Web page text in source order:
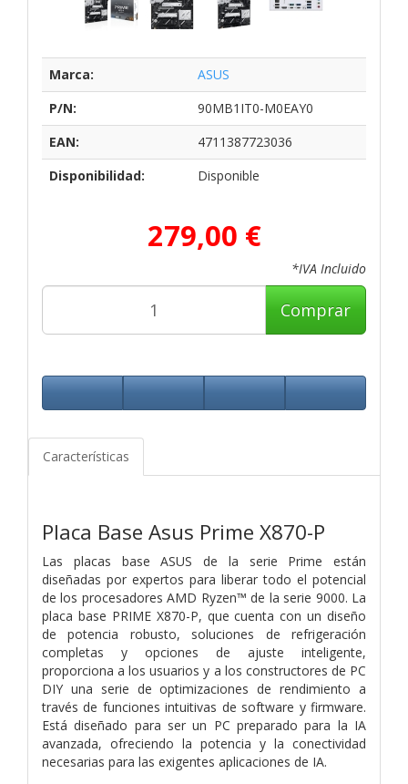
Marca:
ASUS
P/N:
90MB1IT0-M0EAY0
EAN:
4711387723036
Disponibilidad:
Disponible
279,00 €
*IVA Incluido
Comprar
Características
Placa Base Asus Prime X870-P
Las placas base ASUS de la serie Prime están
diseñadas por expertos para liberar todo el potencial
de los procesadores AMD Ryzen™ de la serie 9000. La
placa base PRIME X870-P, que cuenta con un diseño
de potencia robusto, soluciones de refrigeración
completas y opciones de ajuste inteligente,
proporciona a los usuarios y a los constructores de PC
DIY una serie de optimizaciones de rendimiento a
través de funciones intuitivas de software y firmware.
Está diseñado para ser un PC preparado para la IA
avanzada, ofreciendo la potencia y la conectividad
necesarias para las exigentes aplicaciones de IA.